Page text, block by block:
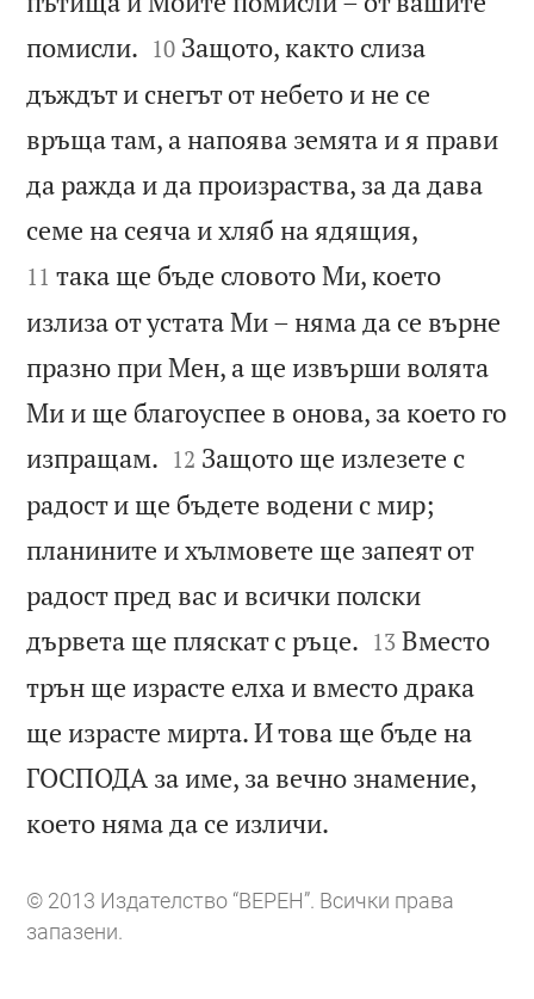
помисли. 

10 Защото, както слиза
дъждът и снегът от небето и не се
връща там, а напоява земята и я прави
да ражда и да произраства, за да дава
семе на сеяча и хляб на ядящия,
11 така ще бъде словото Ми, което
излиза от устата Ми – няма да се върне
празно при Мен, а ще извърши волята
Ми и ще благоуспее в онова, за което го
изпращам. 

12 Защото ще излезете с
радост и ще бъдете водени с мир;
планините и хълмовете ще запеят от
радост пред вас и всички полски
дървета ще пляскат с ръце. 

13 Вместо
трън ще израсте елха и вместо драка
ще израсте мирта. И това ще бъде на
ГОСПОДА за име, за вечно знамение,
което няма да се изличи.
© 2013 Издателство “ВЕРЕН”. Всички права
запазени.